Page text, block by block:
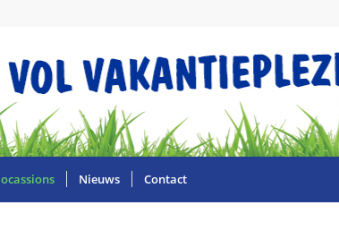
ocassions Nieuws Contact